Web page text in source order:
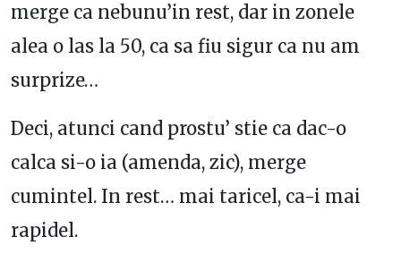
merge ca nebunu’in rest, dar in zonele
alea o las la 50, ca sa fiu sigur ca nu am
surprize…
Deci, atunci cand prostu’ stie ca dac-o
calca si-o ia (amenda, zic), merge
cumintel. In rest… mai taricel, ca-i mai
rapidel.